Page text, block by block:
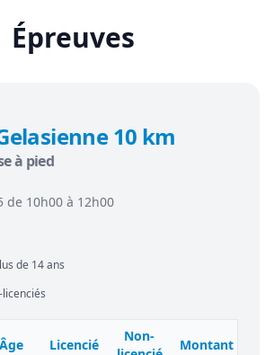
Épreuves
de 10h00 à 12h00
de 14 ans
10 km
à pied
Âge Licencié
Non-
Montant